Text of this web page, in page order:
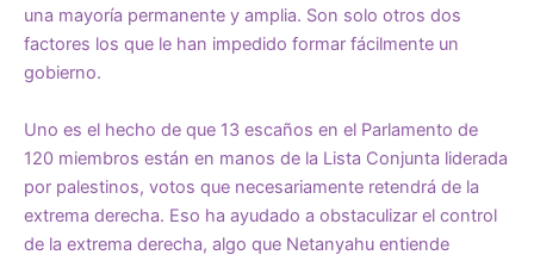
una mayoría permanente y amplia. Son solo otros dos
factores los que le han impedido formar fácilmente un
gobierno.
Uno es el hecho de que 13 escaños en el Parlamento de
120 miembros están en manos de la Lista Conjunta liderada
por palestinos, votos que necesariamente retendrá de la
extrema derecha. Eso ha ayudado a obstaculizar el control
de la extrema derecha, algo que Netanyahu entiende